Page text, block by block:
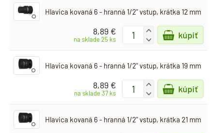
Hlavica kovaná 6 - hranná 1/2" vstup, krátka 12 mm
8,89 €
na sklade 25 ks
+
-
kúpiť
Hlavica kovaná 6 - hranná 1/2" vstup, krátka 19 mm
8,89 €
na sklade 37 ks
+
-
kúpiť
Hlavica kovaná 6 - hranná 1/2" vstup, krátka 21 mm